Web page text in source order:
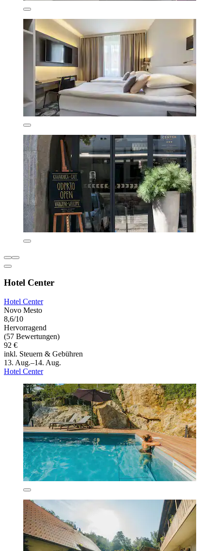
Hotel Center
Hotel Center
Novo Mesto
8,6/10
Hervorragend
(57 Bewertungen)
92 €
inkl. Steuern & Gebühren
13. Aug.–14. Aug.
Hotel Center